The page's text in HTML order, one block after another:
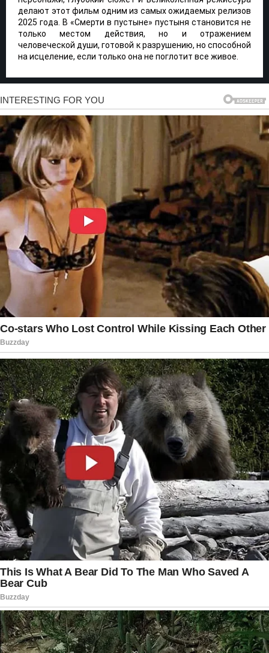
делают этот фильм одним из самых ожидаемых релизов
2025 года. В «Смерти в пустыне» пустыня становится не
только местом действия, но и отражением
человеческой души, готовой к разрушению, но способной
на исцеление, если только она не поглотит все живое.